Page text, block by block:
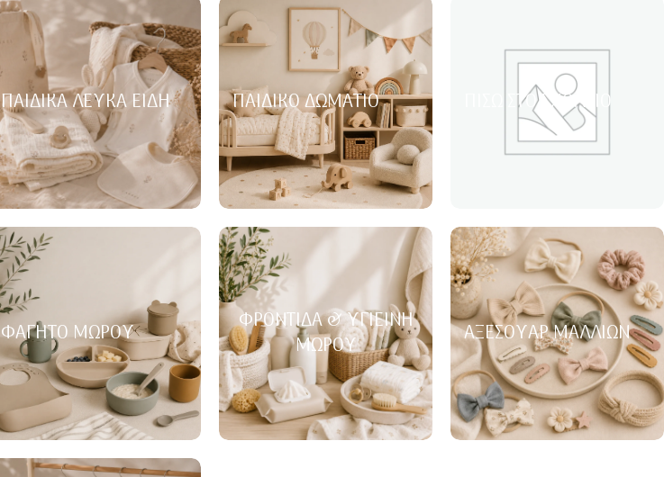
ΠΑΙΔΙΚΆ ΛΕΥΚΆ ΕΊΔΗ ΠΑΙΔΙΚΌ ΔΩΜΆΤΙΟ ΠΊΣΩ ΣΤΟ ΣΧΟΛΕΊΟ
ΦΑΓΗΤΌ ΜΩΡΟΎ
ΦΡΟΝΤΊΔΑ & ΥΓΙΕΙΝΉ
ΜΩΡΟΎ
ΑΞΕΣΟΥΆΡ ΜΑΛΛΙΏΝ